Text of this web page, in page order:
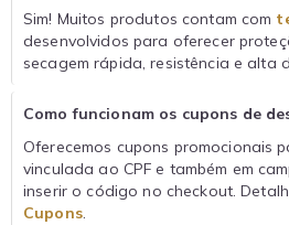
Sim! Muitos produtos contam com
desenvolvidos para oferecer
secagem rápida, resistência e alta
Como funcionam os cupons de
Oferecemos cupons promocionais
vinculada ao CPF e também em
inserir o código no checkout.
Cupons.